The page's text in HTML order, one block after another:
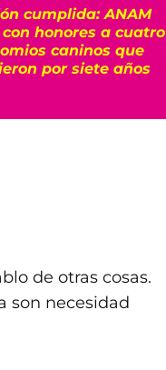
cumplida: ANAM
honores a cuatro
caninos que
por siete años
de otras cosas.
son necesidad